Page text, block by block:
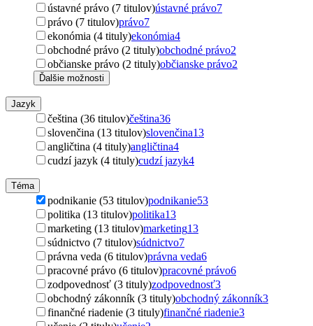
ústavné právo (7 titulov)ústavné právo7
právo (7 titulov)právo7
ekonómia (4 tituly)ekonómia4
obchodné právo (2 tituly)obchodné právo2
občianske právo (2 tituly)občianske právo2
Ďalšie možnosti
Jazyk
čeština (36 titulov)čeština36
slovenčina (13 titulov)slovenčina13
angličtina (4 tituly)angličtina4
cudzí jazyk (4 tituly)cudzí jazyk4
Téma
podnikanie (53 titulov)podnikanie53
politika (13 titulov)politika13
marketing (13 titulov)marketing13
súdnictvo (7 titulov)súdnictvo7
právna veda (6 titulov)právna veda6
pracovné právo (6 titulov)pracovné právo6
zodpovednosť (3 tituly)zodpovednosť3
obchodný zákonník (3 tituly)obchodný zákonník3
finančné riadenie (3 tituly)finančné riadenie3